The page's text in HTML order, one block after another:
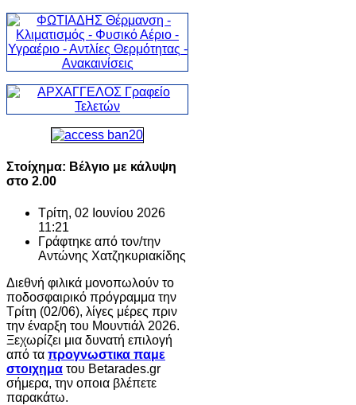
Στοίχημα: Βέλγιο με κάλυψη
στο 2.00
Τρίτη, 02 Ιουνίου 2026
11:21
Γράφτηκε από τον/την
Αντώνης Χατζηκυριακίδης
Διεθνή φιλικά μονοπωλούν το
ποδοσφαιρικό πρόγραμμα την
Τρίτη (02/06), λίγες μέρες πριν
την έναρξη του Μουντιάλ 2026.
Ξεχωρίζει μια δυνατή επιλογή
από τα προγνωστικα παμε
στοιχημα του Betarades.gr
σήμερα, την οποια βλέπετε
παρακάτω.